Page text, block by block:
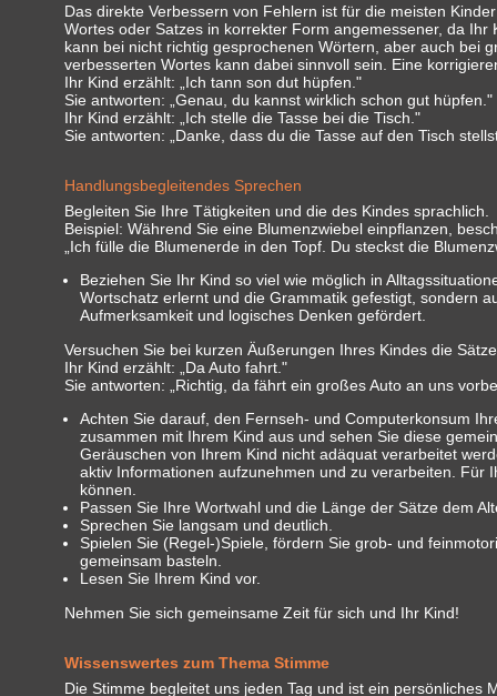
Das direkte Verbessern von Fehlern ist für die meisten
Wortes oder Satzes in korrekter Form angemessener, da
kann bei nicht richtig gesprochenen Wörtern, aber auch bei
verbesserten Wortes kann dabei sinnvoll sein. Eine
Ihr Kind erzählt: „Ich tann son dut hüpfen."
Sie antworten: „Genau, du kannst wirklich schon gut hüpfen."
Ihr Kind erzählt: „Ich stelle die Tasse bei die Tisch."
Sie antworten: „Danke, dass du die Tasse auf den Tisch
Handlungsbegleitendes Sprechen
Begleiten Sie Ihre Tätigkeiten und die des Kindes sprachlich.
Beispiel: Während Sie eine Blumenzwiebel einpflanzen,
„Ich fülle die Blumenerde in den Topf. Du steckst die
Beziehen Sie Ihr Kind so viel wie möglich in
Wortschatz erlernt und die Grammatik gefestigt, sondern
Aufmerksamkeit und logisches Denken gefördert.
Versuchen Sie bei kurzen Äußerungen Ihres Kindes die
Ihr Kind erzählt: „Da Auto fahrt."
Sie antworten: „Richtig, da fährt ein großes Auto an uns
Achten Sie darauf, den Fernseh- und Computerkonsum
zusammen mit Ihrem Kind aus und sehen Sie diese
Geräuschen von Ihrem Kind nicht adäquat verarbeitet
aktiv Informationen aufzunehmen und zu verarbeiten. Für
können.
Passen Sie Ihre Wortwahl und die Länge der Sätze dem
Sprechen Sie langsam und deutlich.
Spielen Sie (Regel-)Spiele, fördern Sie grob- und
gemeinsam basteln.
Lesen Sie Ihrem Kind vor.
Nehmen Sie sich gemeinsame Zeit für sich und Ihr Kind!
Wissenswertes zum Thema Stimme
Die Stimme begleitet uns jeden Tag und ist ein persönliches